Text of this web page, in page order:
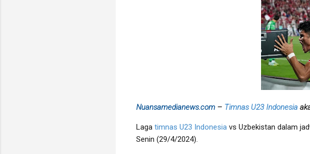
Nuansamedianews.com – Timnas U23 Indonesia
Laga timnas U23 Indonesia vs Uzbekistan dalam
Senin (29/4/2024).